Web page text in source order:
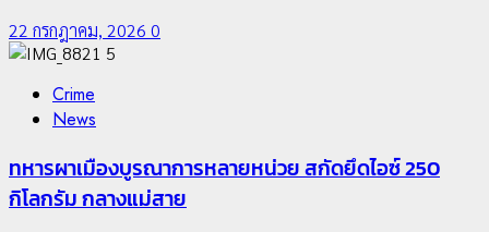
22 กรกฎาคม, 2026 0
5
Crime
News
ทหารผาเมืองบูรณาการหลายหน่วย สกัดยึดไอซ์ 250
กิโลกรัม กลางแม่สาย